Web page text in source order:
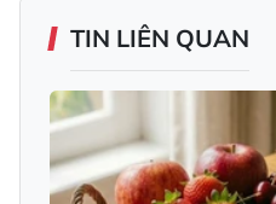
TIN LIÊN QUAN